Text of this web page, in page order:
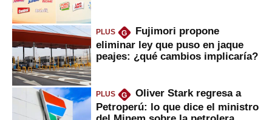
PLUS G
Fujimori propone
eliminar ley que puso en jaque
peajes: ¿qué cambios implicaría?
PLUS G
Oliver Stark regresa a
Petroperú: lo que dice el ministro